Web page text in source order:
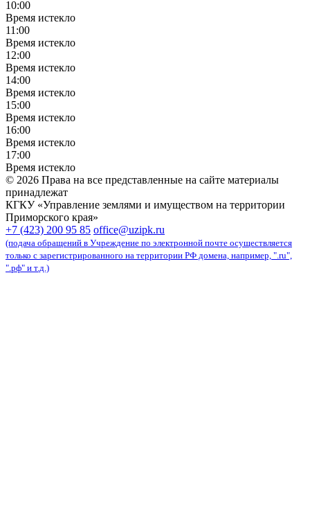
10:00
Время истекло
11:00
Время истекло
12:00
Время истекло
14:00
Время истекло
15:00
Время истекло
16:00
Время истекло
17:00
Время истекло
© 2026 Права на все представленные на сайте материалы
принадлежат
КГКУ «Управление землями и имуществом на территории
Приморского края»
+7 (423) 200 95 85 office@uzipk.ru
(подача обращений в Учреждение по электронной почте осуществляется
только с зарегистрированного на территории РФ домена, например, ".ru",
".рф" и т.д.)